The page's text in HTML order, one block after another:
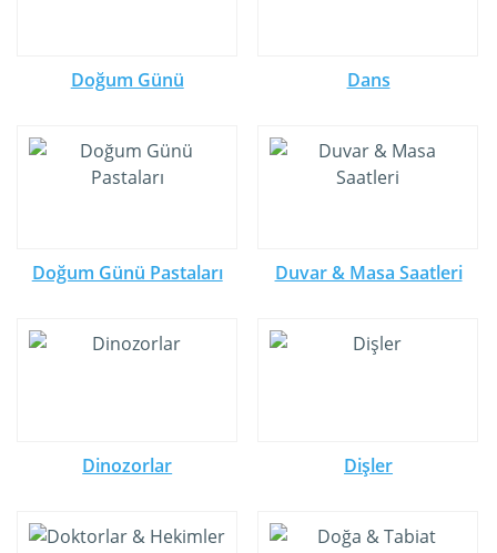
Doğum Günü Dans
Doğum Günü Pastaları Duvar & Masa Saatleri
Dinozorlar Dişler